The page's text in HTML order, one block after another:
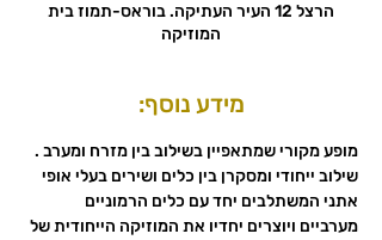
הרצל 12 העיר העתיקה. בוראס-תמוז בית
המוזיקה
מידע נוסף:
מופע מקורי שמתאפיין בשילוב בין מזרח ומערב .
שילוב ייחודי ומסקרן בין כלים ושירים בעלי אופי
אתני המשתלבים יחד עם כלים הרמוניים
מערביים ויוצרים יחדיו את המוזיקה הייחודית של